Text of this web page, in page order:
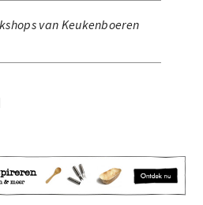
van Keukenboeren